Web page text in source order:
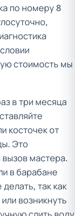
по номеру 8
стоимость мы
в три месяца
косточек от
Это
мастера.
в барабане
так как
возникнуть